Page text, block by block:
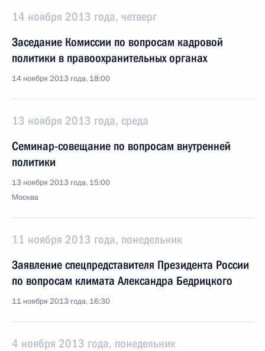
14 ноября 2013 года, четверг
Заседание Комиссии по вопросам кадровой
политики в правоохранительных органах
14 ноября 2013 года, 18:00
13 ноября 2013 года, среда
Семинар-совещание по вопросам внутренней
политики
13 ноября 2013 года, 15:00
Москва
11 ноября 2013 года, понедельник
Заявление спецпредставителя Президента России
по вопросам климата Александра Бедрицкого
11 ноября 2013 года, 16:30
4 ноября 2013 года, понедельник